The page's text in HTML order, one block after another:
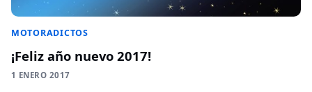
MOTORADICTOS
¡Feliz año nuevo 2017!
1 ENERO 2017